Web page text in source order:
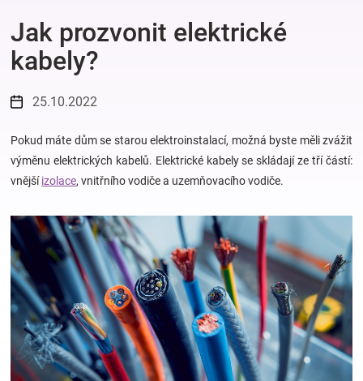
oblečení
Pokojíček
a
kojenecká
Hračky
a
zábava
pro
Jak prozvonit elektrické
kabely?
25.10.2022
Pokud máte dům se starou elektroinstalací, možná byste měli zvážit
výměnu elektrických kabelů. Elektrické kabely se skládají ze tří částí:
vnějšíizolace, vnitřního vodiče a uzemňovacího vodiče.